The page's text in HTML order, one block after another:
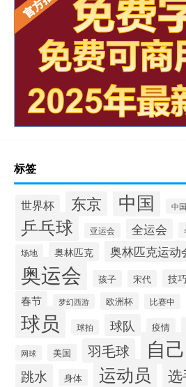
标签
世界杯 东京 中国 中
乒乓球 亚运会 全运会
场地 奥林匹克 奥林匹克运动
奥运会 孩子 宋代 技
春节 梦幻西游 欧洲杯 比赛中
球员 球拍 球队 疫情
网球 美国 羽毛球 自
跳水 身体 运动员